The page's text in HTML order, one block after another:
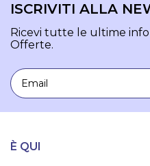
ISCRIVITI ALLA
Ricevi tutte le ultime
Offerte.
Email
È QUI